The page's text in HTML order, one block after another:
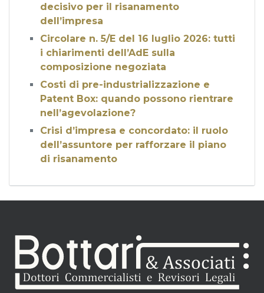
decisivo per il risanamento
dell’impresa
Circolare n. 5/E del 16 luglio 2026: tutti
i chiarimenti dell’AdE sulla
composizione negoziata
Costi di pre-industrializzazione e
Patent Box: quando possono rientrare
nell’agevolazione?
Crisi d’impresa e concordato: il ruolo
dell’assuntore per rafforzare il piano
di risanamento